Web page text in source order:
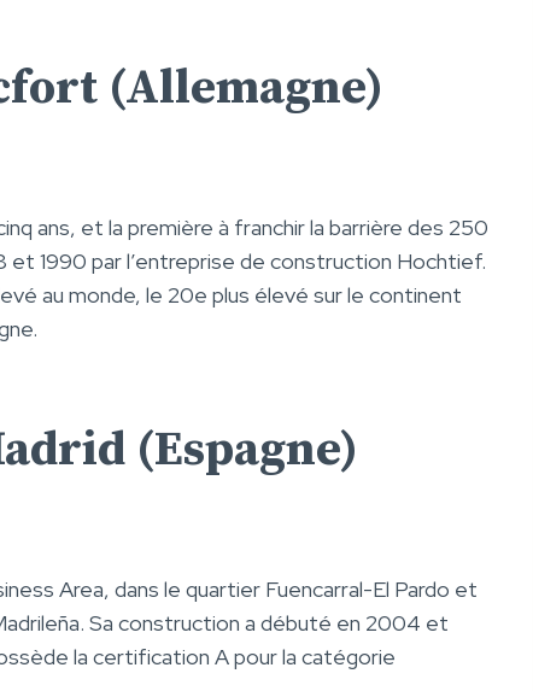
(Allemagne)
ans, et la première à franchir la barrière des 250
1990 par l’entreprise de construction Hochtief.
au monde, le 20e plus élevé sur le continent
(Espagne)
Area, dans le quartier Fuencarral-El Pardo et
Sa construction a débuté en 2004 et
la certification A pour la catégorie